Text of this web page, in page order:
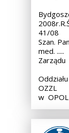
Szan.
Zarządu
w